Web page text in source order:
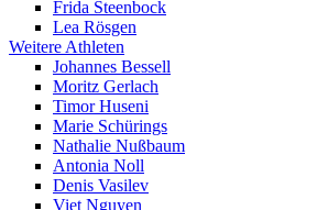
Frida Steenbock
Lea Rösgen
Weitere Athleten
Johannes Bessell
Moritz Gerlach
Timor Huseni
Marie Schürings
Nathalie Nußbaum
Antonia Noll
Denis Vasilev
Viet Nguyen